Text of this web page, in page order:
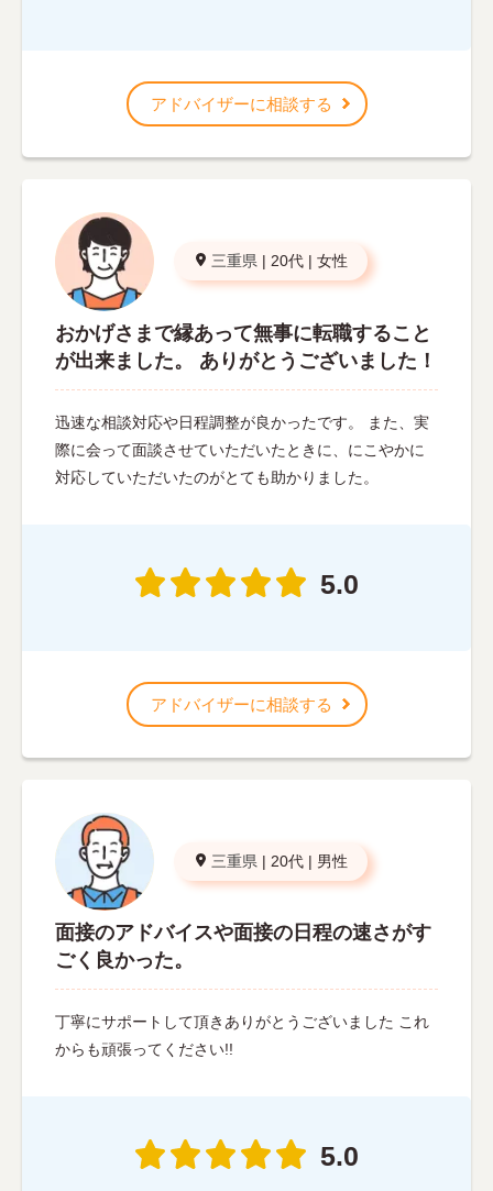
アドバイザーに相談する
三重県 | 20代 | 女性
おかげさまで縁あって無事に転職すること
が出来ました。 ありがとうございました！
迅速な相談対応や日程調整が良かったです。 また、実
際に会って面談させていただいたときに、にこやかに
対応していただいたのがとても助かりました。
5.0
アドバイザーに相談する
三重県 | 20代 | 男性
面接のアドバイスや面接の日程の速さがす
ごく良かった。
丁寧にサポートして頂きありがとうございました これ
からも頑張ってください!!
5.0